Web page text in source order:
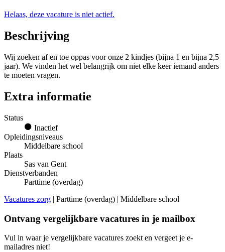
Helaas, deze vacature is niet actief.
Beschrijving
Wij zoeken af en toe oppas voor onze 2 kindjes (bijna 1 en bijna 2,5
jaar). We vinden het wel belangrijk om niet elke keer iemand anders
te moeten vragen.
Extra informatie
Status
Inactief
Opleidingsniveaus
Middelbare school
Plaats
Sas van Gent
Dienstverbanden
Parttime (overdag)
Vacatures zorg | Parttime (overdag) | Middelbare school
Ontvang vergelijkbare vacatures in je mailbox
Vul in waar je vergelijkbare vacatures zoekt en vergeet je e-
mailadres niet!